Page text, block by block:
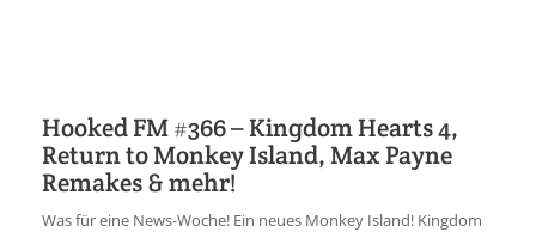
Hooked FM #366 – Kingdom Hearts 4,
Return to Monkey Island, Max Payne
Remakes & mehr!
Was für eine News-Woche! Ein neues Monkey Island! Kingdom